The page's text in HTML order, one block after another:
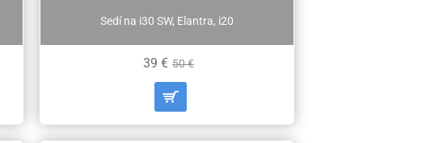
Sedí na i30 SW, Elantra, i20
39 € 50 €